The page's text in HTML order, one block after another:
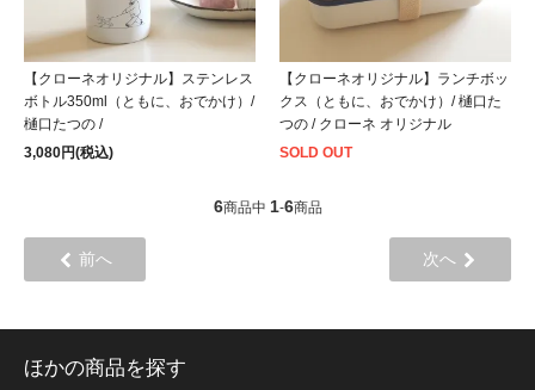
【クローネオリジナル】ステンレス
ボトル350ml（ともに、おでかけ）/
樋口たつの /
3,080円(税込)
【クローネオリジナル】ランチボッ
クス（ともに、おでかけ）/ 樋口た
つの / クローネ オリジナル
SOLD OUT
6商品中 1-6商品
前へ 次へ
ほかの商品を探す